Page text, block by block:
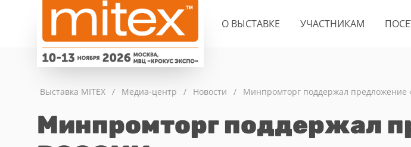
О ВЫСТАВКЕ УЧАСТНИКАМ
Выставка MITEX / Медиа-центр / Новости / Минпромторг поддержал предложение
Минпромторг поддержал